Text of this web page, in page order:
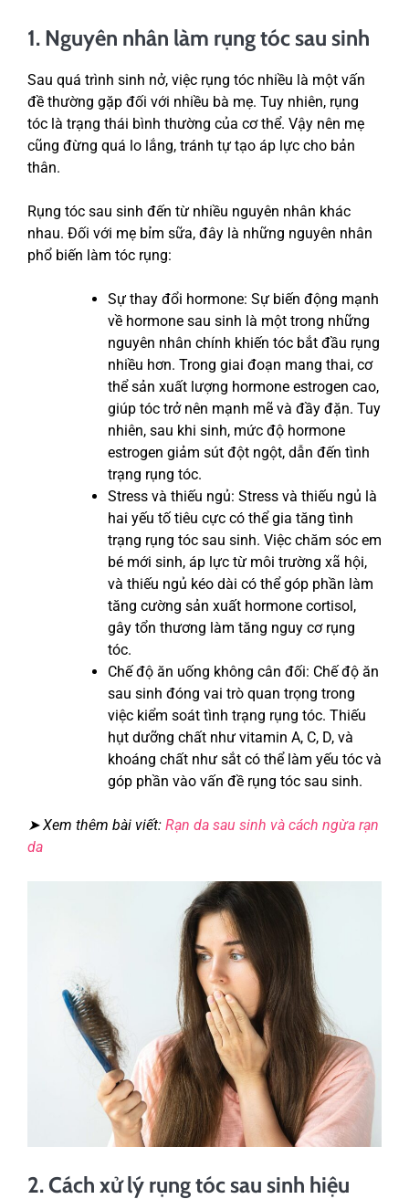
1. Nguyên nhân làm rụng tóc sau sinh
Sau quá trình sinh nở, việc rụng tóc nhiều là một vấn
đề thường gặp đối với nhiều bà mẹ. Tuy nhiên, rụng
tóc là trạng thái bình thường của cơ thể. Vậy nên mẹ
cũng đừng quá lo lắng, tránh tự tạo áp lực cho bản
thân.
Rụng tóc sau sinh đến từ nhiều nguyên nhân khác
nhau. Đối với mẹ bỉm sữa, đây là những nguyên nhân
phổ biến làm tóc rụng:
Sự thay đổi hormone: Sự biến động mạnh
về hormone sau sinh là một trong những
nguyên nhân chính khiến tóc bắt đầu rụng
nhiều hơn. Trong giai đoạn mang thai, cơ
thể sản xuất lượng hormone estrogen cao,
giúp tóc trở nên mạnh mẽ và đầy đặn. Tuy
nhiên, sau khi sinh, mức độ hormone
estrogen giảm sút đột ngột, dẫn đến tình
trạng rụng tóc.
Stress và thiếu ngủ: Stress và thiếu ngủ là
hai yếu tố tiêu cực có thể gia tăng tình
trạng rụng tóc sau sinh. Việc chăm sóc em
bé mới sinh, áp lực từ môi trường xã hội,
và thiếu ngủ kéo dài có thể góp phần làm
tăng cường sản xuất hormone cortisol,
gây tổn thương làm tăng nguy cơ rụng
tóc.
Chế độ ăn uống không cân đối: Chế độ ăn
sau sinh đóng vai trò quan trọng trong
việc kiểm soát tình trạng rụng tóc. Thiếu
hụt dưỡng chất như vitamin A, C, D, và
khoáng chất như sắt có thể làm yếu tóc và
góp phần vào vấn đề rụng tóc sau sinh.
➤ Xem thêm bài viết: Rạn da sau sinh và cách ngừa rạn
da
2. Cách xử lý rụng tóc sau sinh hiệu